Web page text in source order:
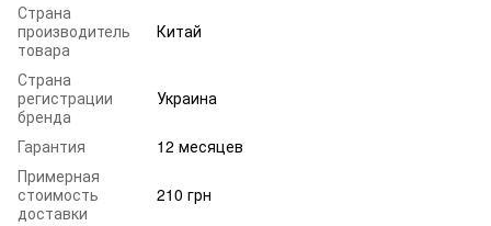
Страна
производитель
товара
Китай
Страна
регистрации
бренда
Украина
Гарантия
12 месяцев
Примерная
стоимость
доставки
210 грн